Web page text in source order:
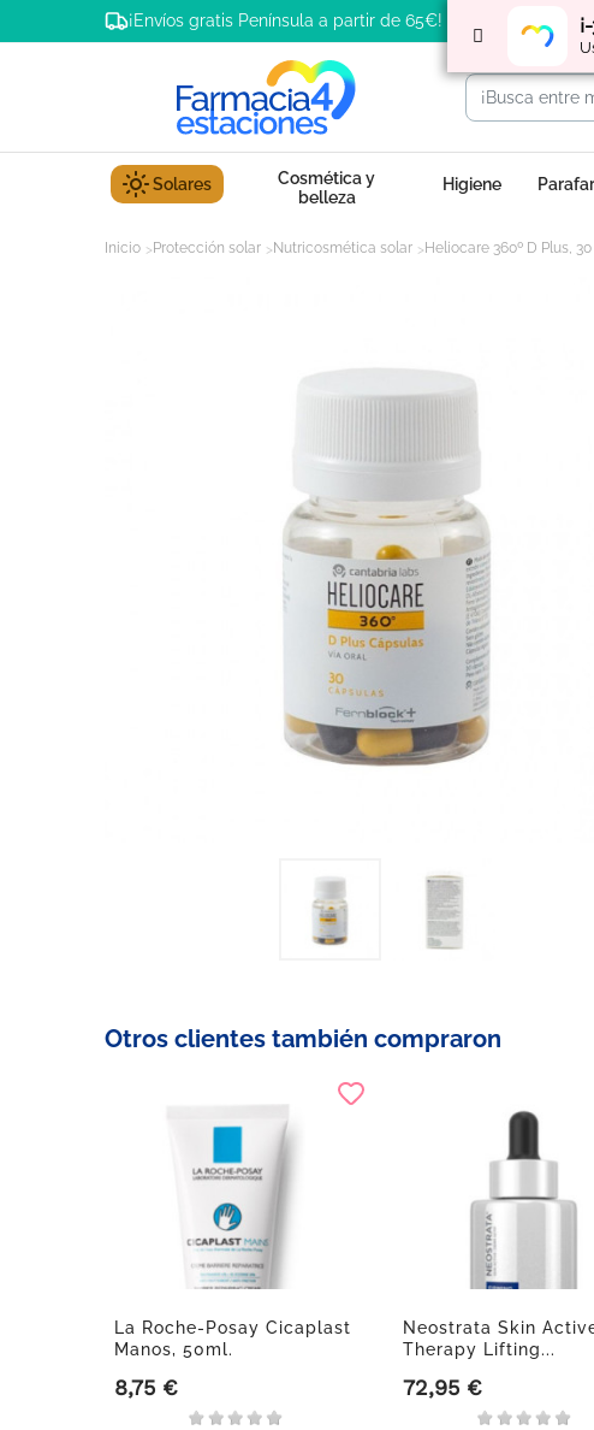
¡Envíos gratis Península a partir de 65€!
Solares
Cosmética y
belleza
Higiene
Inicio Protección solar Nutricosmética solar Heliocare 360º D Plus,
Otros clientes también compraron
La Roche-Posay Cicaplast
Manos, 50ml.
Precio
8,75 €
Neostrata Skin
Therapy Lifting...
Precio
72,95 €